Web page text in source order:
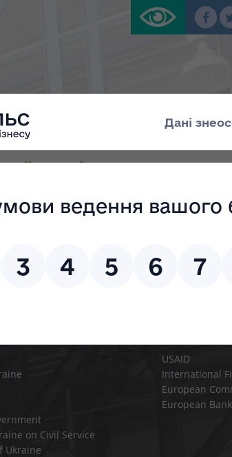
від 21.02.2023
електронних
Порядку проведення електронних
on Civil Service
Ukraine
USAID
International
European
European Bank